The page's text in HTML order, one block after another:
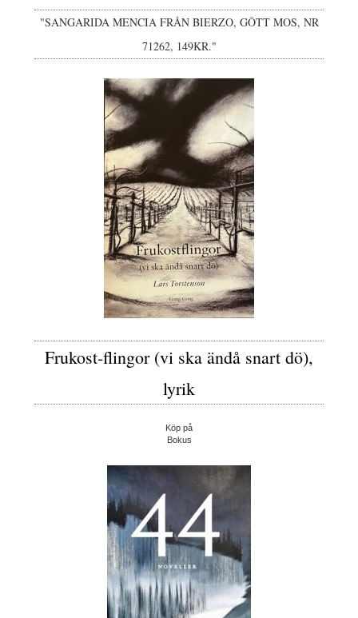
"SANGARIDA MENCIA FRÅN BIERZO, GÔTT MOS, NR
71262, 149KR."
Frukost-flingor (vi ska ändå snart dö),
lyrik
Köp på
Bokus